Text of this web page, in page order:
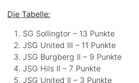
Die Tabelle:
SG Sollingtor – 13 Punkte
JSG United III – 11 Punkte
JSG Burgberg II – 9 Punkte
JSG Hils II – 7 Punkte
JSG United II – 3 Punkte